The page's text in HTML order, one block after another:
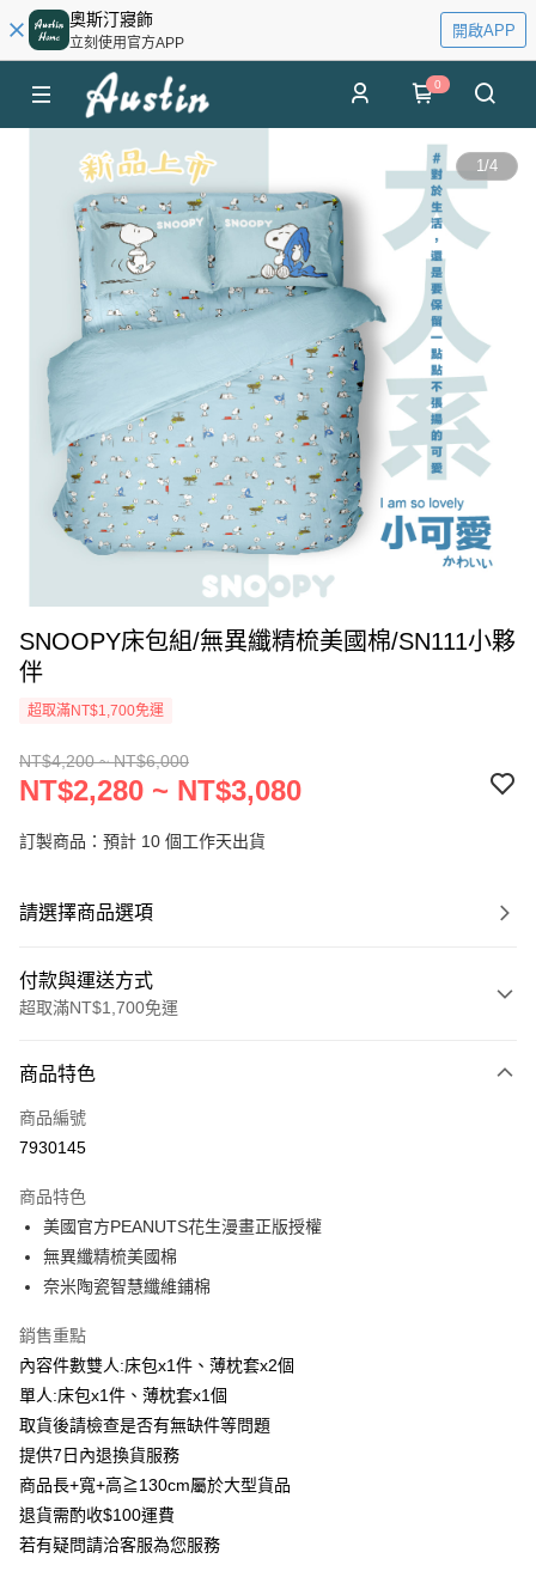
奧斯汀寢飾
立刻使用官方APP
開啟APP
0
1/4
SNOOPY床包組/無異纖精梳美國棉/SN111小夥
伴
超取滿NT$1,700免運
NT$4,200 ~ NT$6,000
NT$2,280 ~ NT$3,080
訂製商品：預計 10 個工作天出貨
請選擇商品選項
付款與運送方式
超取滿NT$1,700免運
信用卡一次付款
信用卡分期付款
合作金庫商業銀行
華南商業銀行
彰化商業銀行
上海商業儲蓄銀行
國泰世華商業銀行
匯豐（台灣）商業銀行
聯邦商業銀行
遠東國際商業銀行
元大商業銀行
台新國際商業銀行
台灣樂天信用卡公司
6 期 0 利率 每期
華南商業銀行
上海商業儲蓄銀行
臺灣中小企業銀行
匯豐（台灣）商業銀行
華泰商業銀行
聯邦商業銀行
元大商業銀行
玉山商業銀行
台灣樂天信用卡公司
LINE Pay
Apple Pay
街口支付
悠遊付
Google Pay
AFTEE先享後付
相關說明
商品特色
商品編號
7930145
商品特色
美國官方PEANUTS花生漫畫正版授權
無異纖精梳美國棉
奈米陶瓷智慧纖維鋪棉
銷售重點
內容件數雙人:床包x1件、薄枕套x2個
單人:床包x1件、薄枕套x1個
取貨後請檢查是否有無缺件等問題
提供7日內退換貨服務
商品長+寬+高≧130cm屬於大型貨品
退貨需酌收$100運費
若有疑問請洽客服為您服務